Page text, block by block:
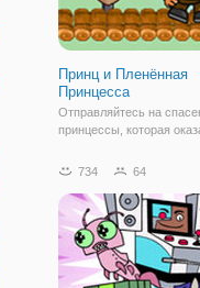
Принц и Пленённая
Принцесса
Отправляйтесь на
принцессы, которая
Пленённая Принцесса".
который не боится
пройти через все
чтобы
734 64